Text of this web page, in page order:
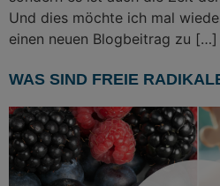
Und dies möchte ich mal
einen neuen Blogbeitrag zu […]
WAS SIND FREIE